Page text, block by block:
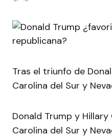
Tras el triunfo de
Carolina del Sur y
Donald Trump y
Carolina del Sur y